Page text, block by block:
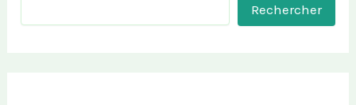
Rechercher